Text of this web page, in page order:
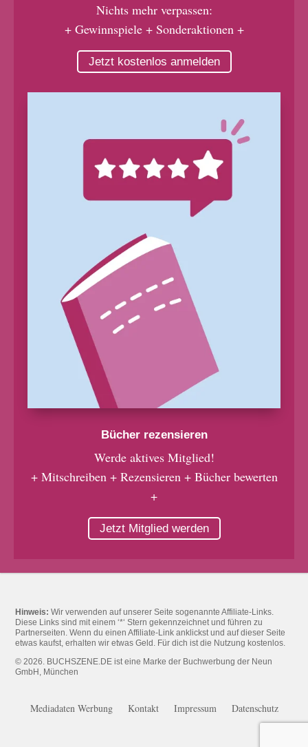
Nichts mehr verpassen:
+ Gewinnspiele + Sonderaktionen +
Jetzt kostenlos anmelden
Bücher rezensieren
Werde aktives Mitglied!
+ Mitschreiben + Rezensieren + Bücher bewerten
+
Jetzt Mitglied werden
Hinweis: Wir verwenden auf unserer Seite sogenannte Affiliate-Links.
Diese Links sind mit einem ‘*‘ Stern gekennzeichnet und führen zu
Partnerseiten. Wenn du einen Affiliate-Link anklickst und auf dieser Seite
etwas kaufst, erhalten wir etwas Geld. Für dich ist die Nutzung kostenlos.
© 2026. BUCHSZENE.DE ist eine Marke der Buchwerbung der Neun
GmbH, München
Mediadaten Werbung Kontakt Impressum Datenschutz